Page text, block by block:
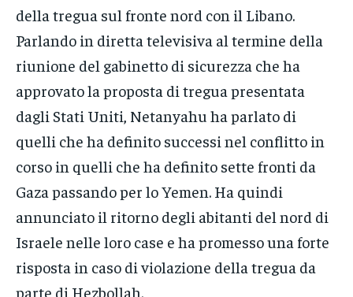
della tregua sul fronte nord con il Libano.
Parlando in diretta televisiva al termine della
riunione del gabinetto di sicurezza che ha
approvato la proposta di tregua presentata
dagli Stati Uniti, Netanyahu ha parlato di
quelli che ha definito successi nel conflitto in
corso in quelli che ha definito sette fronti da
Gaza passando per lo Yemen. Ha quindi
annunciato il ritorno degli abitanti del nord di
Israele nelle loro case e ha promesso una forte
risposta in caso di violazione della tregua da
parte di Hezbollah.